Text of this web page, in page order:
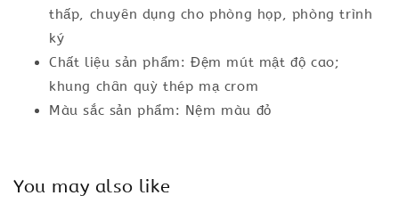
thấp, chuyên dụng cho phòng họp, phòng trình
ký
Chất liệu sản phẩm: Đệm mút mật độ cao;
khung chân quỳ thép mạ crom
Màu sắc sản phẩm: Nệm màu đỏ
You may also like